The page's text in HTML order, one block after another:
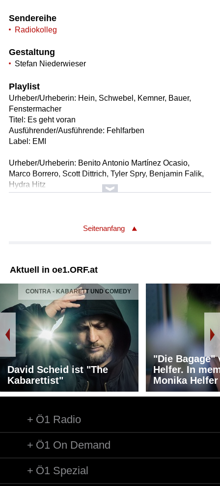
Sendereihe
Radiokolleg
Gestaltung
Stefan Niederwieser
Playlist
Urheber/Urheberin: Hein, Schwebel, Kemner, Bauer,
Fenstermacher
Titel: Es geht voran
Ausführender/Ausführende: Fehlfarben
Label: EMI
Urheber/Urheberin: Benito Antonio Martínez Ocasio,
Marco Borrero, Scott Dittrich, Tyler Spry, Benjamin Falik,
Hydra Hitz
Titel: DtMF
Seitenanfang
Aktuell in oe1.ORF.at
CONTRA - KABARETT UND COMEDY
David Scheid ist "The
Kabarettist"
"Die Bagage"
Helfer. In
Monika Helfer
Ö1 Radio
Ö1 On Demand
Ö1 Spezial